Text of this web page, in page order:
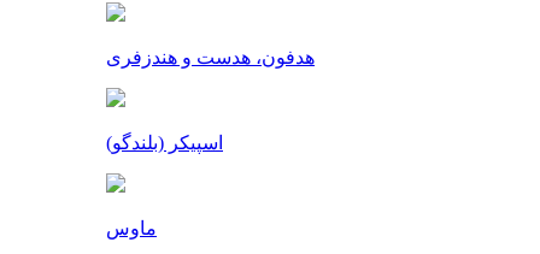
هدفون، هدست و هندزفری
اسپیکر (بلندگو)
ماوس